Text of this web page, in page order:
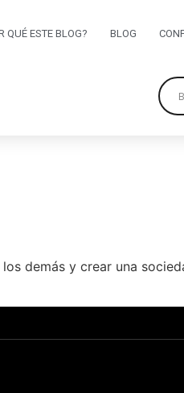
QUÉ ESTE BLOG? BLOG
demás y crear una